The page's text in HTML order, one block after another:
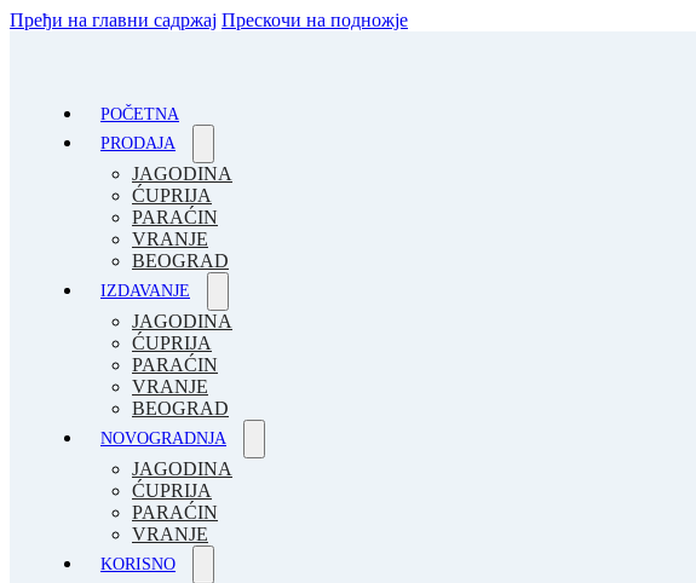
Пређи на главни садржај Прескочи на подножје
POČETNA
PRODAJA
JAGODINA
ĆUPRIJA
PARAĆIN
VRANJE
BEOGRAD
IZDAVANJE
JAGODINA
ĆUPRIJA
PARAĆIN
VRANJE
BEOGRAD
NOVOGRADNJA
JAGODINA
ĆUPRIJA
PARAĆIN
VRANJE
KORISNO